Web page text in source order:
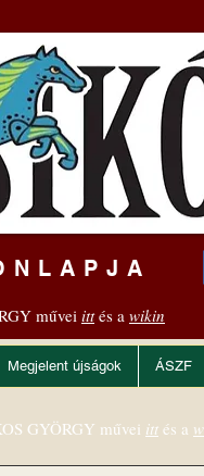
műveiittés a wikin
Megjelent újságok ÁSZF
GYÖRGY művei itt és a